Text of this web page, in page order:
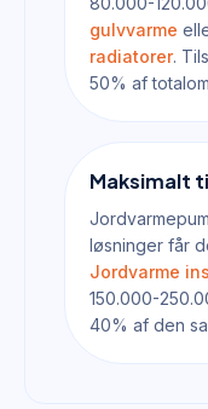
gulvvarme
radiatorer.
50% af
Maksimalt
løsninger får
Jordvarme
150.000-
40% af den